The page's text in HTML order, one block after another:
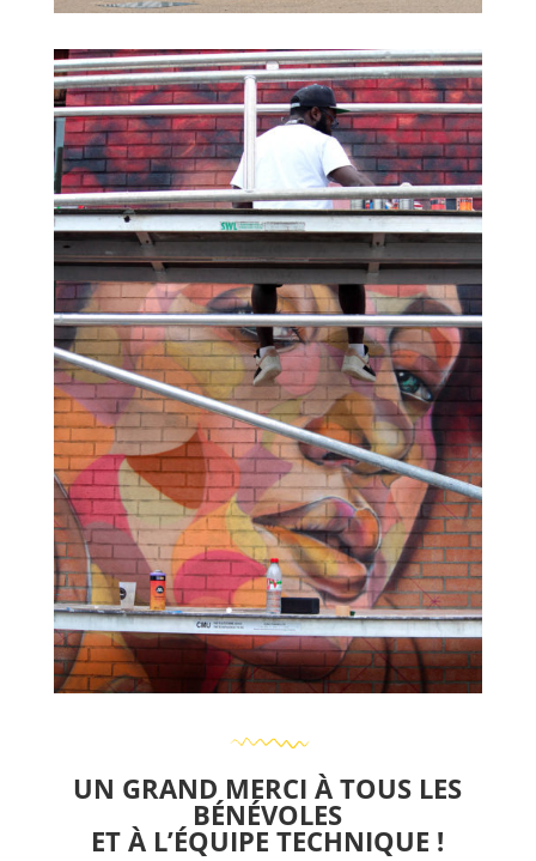
UN GRAND MERCI À TOUS LES
BÉNÉVOLES
ET À L’ÉQUIPE TECHNIQUE !